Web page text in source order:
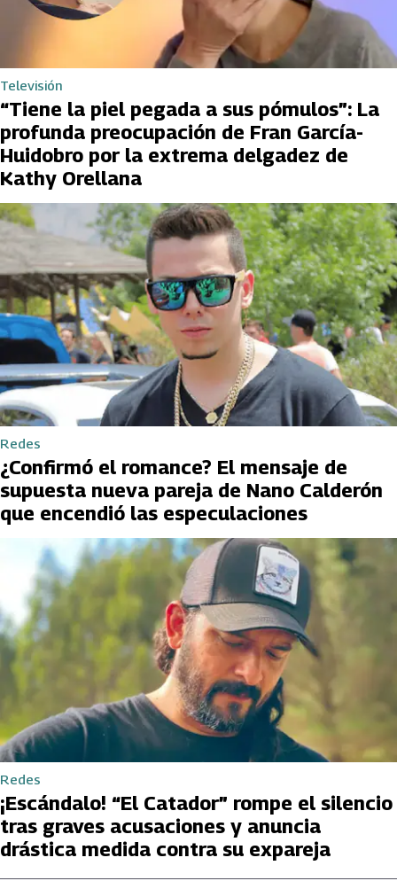
Televisión
“Tiene la piel pegada a sus pómulos”: La
profunda preocupación de Fran García-
Huidobro por la extrema delgadez de
Kathy Orellana
Redes
¿Confirmó el romance? El mensaje de
supuesta nueva pareja de Nano Calderón
que encendió las especulaciones
Redes
¡Escándalo! “El Catador” rompe el silencio
tras graves acusaciones y anuncia
drástica medida contra su expareja